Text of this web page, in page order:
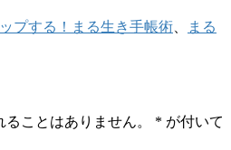
プする！まる生き手帳術
まる
ことはありません。 * が付いて